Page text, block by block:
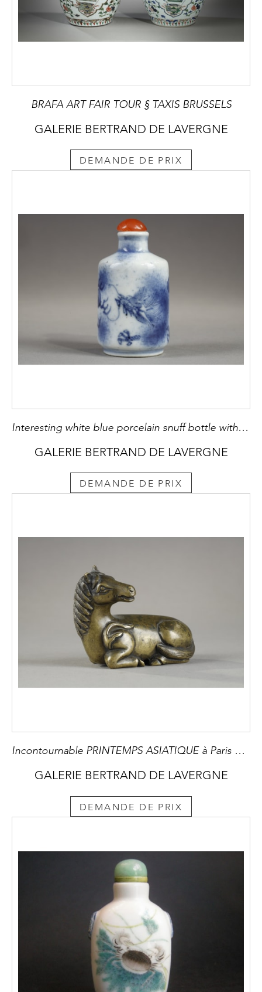
BRAFA ART FAIR TOUR § TAXIS BRUSSELS
GALERIE BERTRAND DE LAVERGNE
DEMANDE DE PRIX
Interesting white blue porcelain snuff bottle with a dragon decor looking for the burning pearl in the clouds - China 19th century
GALERIE BERTRAND DE LAVERGNE
DEMANDE DE PRIX
Incontournable PRINTEMPS ASIATIQUE à Paris du 5 au 14 Juin 2025 8ème Edition Le Printemps Asiatique Paris réunit marchands, maisons de vente aux enchères et musées. Ils sont spécialisés dans une grande variété d'art asiatique ancien et moderne, y compris l'art chinois, japonais, coréen, indien, islamique et moyen-oriental, himalayen et d'Asie centrale, d'Asie du Sud-Est.
GALERIE BERTRAND DE LAVERGNE
DEMANDE DE PRIX